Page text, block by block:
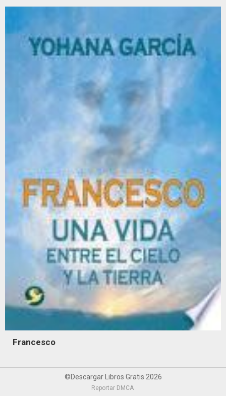
Francesco
©Descargar Libros Gratis 2026
Reportar DMCA